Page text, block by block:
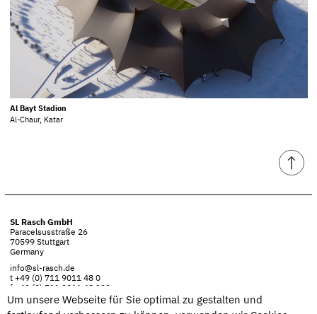
Al Bayt Stadion
Al-Chaur, Katar
SL Rasch GmbH
Paracelsusstraße 26
70599 Stuttgart
Germany
info@sl-rasch.de
t +49 (0) 711 9011 48 0
Imprint
Um unsere Webseite für Sie optimal zu gestalten und